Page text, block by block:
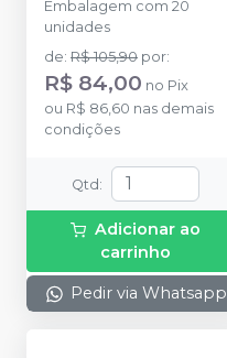
Embalagem com 20
unidades
de: R$ 105,90 por:
R$ 84,00 no Pix
ou R$ 86,60 nas demais
condições
Qtd:
Adicionar ao
carrinho
Pedir via Whatsapp